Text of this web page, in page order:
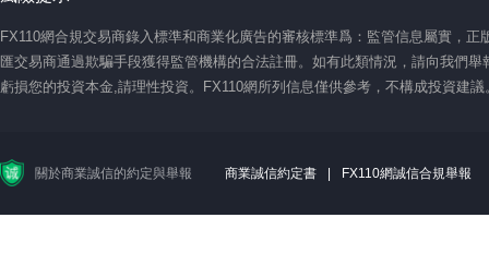
FX110網合規交易商錄入標準和商業化廣告的審核標準爲：監管信息屬實，
匯交易商通過欺騙手段獲得監管機構的合法註冊。如有此類情況，請向我們
虧損您的投資本金,請理性投資。FX110網所列信息僅供參考，不構成投資建
關於商業誠信的約定與舉報 商業誠信約定書 FX110網誠信合規舉報